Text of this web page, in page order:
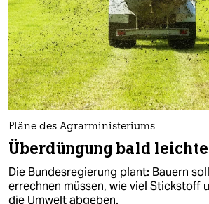
Pläne des Agrarministeriums
Überdüngung bald
Die Bundesregierung plant: Bauern
errechnen müssen, wie viel Stickstoff
die Umwelt abgeben.